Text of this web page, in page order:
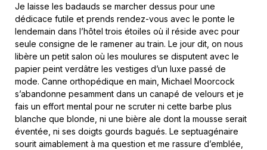
Je laisse les badauds se marcher dessus pour une
dédicace futile et prends rendez-vous avec le ponte le
lendemain dans l’hôtel trois étoiles où il réside avec pour
seule consigne de le ramener au train. Le jour dit, on nous
libère un petit salon où les moulures se disputent avec le
papier peint verdâtre les vestiges d’un luxe passé de
mode. Canne orthopédique en main, Michael Moorcock
s’abandonne pesamment dans un canapé de velours et je
fais un effort mental pour ne scruter ni cette barbe plus
blanche que blonde, ni une bière ale dont la mousse serait
éventée, ni ses doigts gourds bagués. Le septuagénaire
sourit aimablement à ma question et me rassure d’emblée,